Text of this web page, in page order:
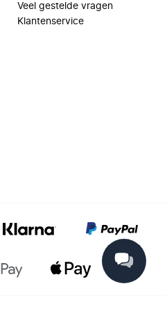
Veel gestelde vragen
Klantenservice